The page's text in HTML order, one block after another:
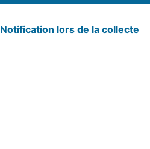
Notification lors de la collecte